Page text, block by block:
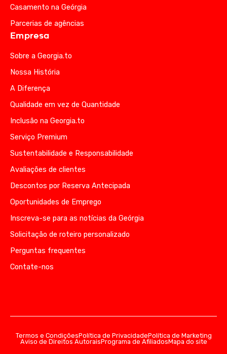
Casamento na Geórgia
Parcerias de agências
Empresa
Sobre a Georgia.to
Nossa História
A Diferença
Qualidade em vez de Quantidade
Inclusão na Georgia.to
Serviço Premium
Sustentabilidade e Responsabilidade
Avaliações de clientes
Descontos por Reserva Antecipada
Oportunidades de Emprego
Inscreva-se para as notícias da Geórgia
Solicitação de roteiro personalizado
Perguntas frequentes
Contate-nos
Termos e CondiçõesPolítica de PrivacidadePolítica de Marketing
Aviso de Direitos AutoraisPrograma de AfiliadosMapa do site